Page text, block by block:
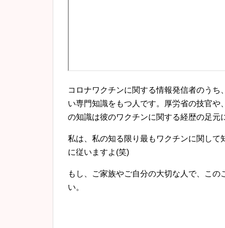
コロナワクチンに関する情報発信者のう
い専門知識をもつ人です。厚労省の技官
の知識は彼のワクチンに関する経歴の足元
私は、私の知る限り最もワクチンに関し
に従いますよ(笑)
もし、ご家族やご自分の大切な人で、こ
い。